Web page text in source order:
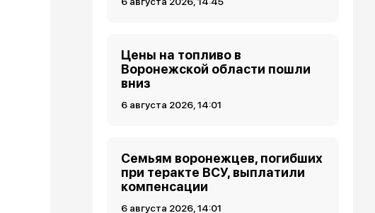
Цены на топливо в
Воронежской области пошли
вниз
6 августа 2026, 14:01
Семьям воронежцев, погибших
при теракте ВСУ, выплатили
компенсации
6 августа 2026, 14:01